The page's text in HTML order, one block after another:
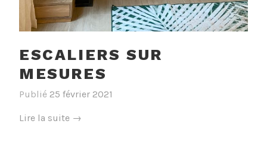
ESCALIERS SUR
MESURES
Publié 25 février 2021
Lire la suite « Escaliers
→